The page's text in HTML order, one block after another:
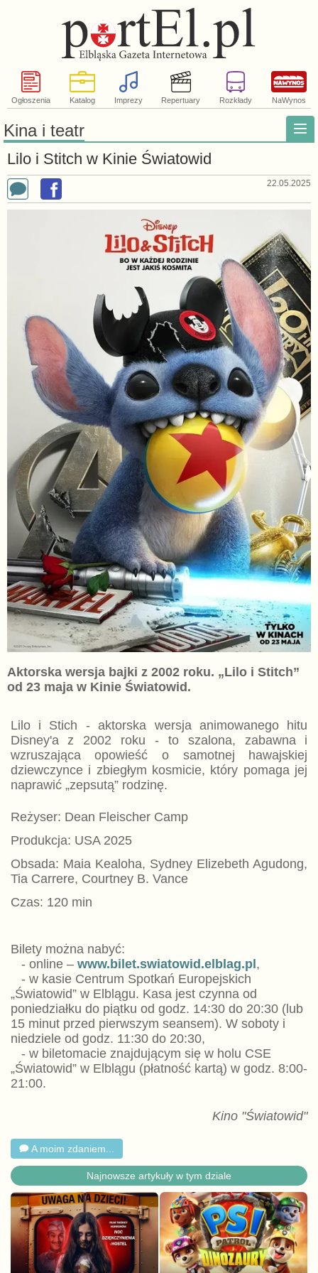
Ogłoszenia Katalog Imprezy Repertuary Rozkłady NaWynos
Kina i teatr
Lilo i Stitch w Kinie Światowid
22.05.2025
Aktorska wersja bajki z 2002 roku. „Lilo i Stitch”
od 23 maja w Kinie Światowid.
Lilo i Stich - aktorska wersja animowanego hitu
Disney'a z 2002 roku - to szalona, zabawna i
wzruszająca opowieść o samotnej hawajskiej
dziewczynce i zbiegłym kosmicie, który pomaga jej
naprawić „zepsutą” rodzinę.
Reżyser: Dean Fleischer Camp
Produkcja: USA 2025
Obsada: Maia Kealoha, Sydney Elizebeth Agudong,
Tia Carrere, Courtney B. Vance
Czas: 120 min
Bilety można nabyć:
- online – www.bilet.swiatowid.elblag.pl,
- w kasie Centrum Spotkań Europejskich
„Światowid” w Elblągu. Kasa jest czynna od
poniedziałku do piątku od godz. 14:30 do 20:30 (lub
15 minut przed pierwszym seansem). W soboty i
niedziele od godz. 11:30 do 20:30,
- w biletomacie znajdującym się w holu CSE
„Światowid” w Elblągu (płatność kartą) w godz. 8:00-
21:00.
Kino "Światowid"
A moim zdaniem...
Najnowsze artykuły w tym dziale